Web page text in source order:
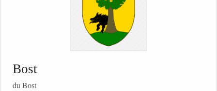
Bost
du Bost